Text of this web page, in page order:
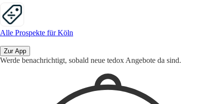
Alle Prospekte für Köln
Zur App
Werde benachrichtigt, sobald neue tedox Angebote da sind.